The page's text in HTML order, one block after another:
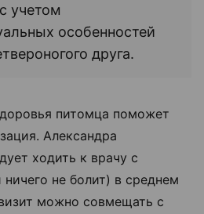
учетом
особенностей
друга.
питомца поможет
Александра
ходить к врачу с
не болит) в среднем
можно совмещать с